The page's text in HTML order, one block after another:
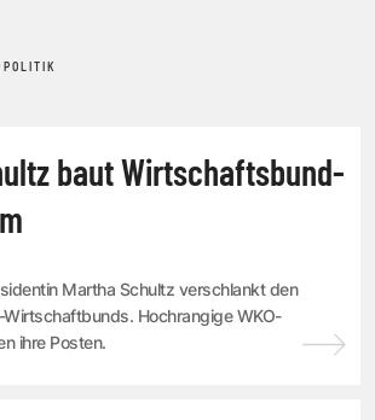
POLITIK
baut Wirtschaftsbund-
Martha Schultz verschlankt den
Wirtschaftbunds. Hochrangige WKO-
ihre Posten.